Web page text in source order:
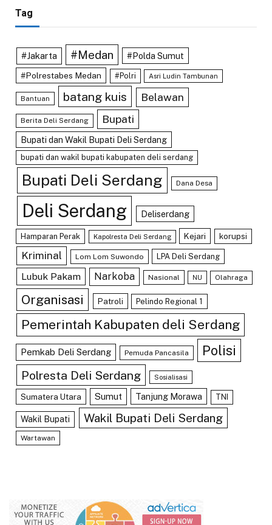
Tag
#Jakarta #Medan #Polda Sumut
#Polrestabes Medan #Polri Asri Ludin Tambunan
Bantuan batang kuis Belawan
Berita Deli Serdang Bupati
Bupati dan Wakil Bupati Deli Serdang
bupati dan wakil bupati kabupaten deli serdang
Bupati Deli Serdang Dana Desa
Deli Serdang Deliserdang
Hamparan Perak Kapolresta Deli Serdang Kejari korupsi
Kriminal Lom Lom Suwondo LPA Deli Serdang
Lubuk Pakam Narkoba Nasional NU Olahraga
Organisasi Patroli Pelindo Regional 1
Pemerintah Kabupaten deli Serdang
Pemkab Deli Serdang Pemuda Pancasila Polisi
Polresta Deli Serdang Sosialisasi
Sumatera Utara Sumut Tanjung Morawa TNI
Wakil Bupati Wakil Bupati Deli Serdang
Wartawan